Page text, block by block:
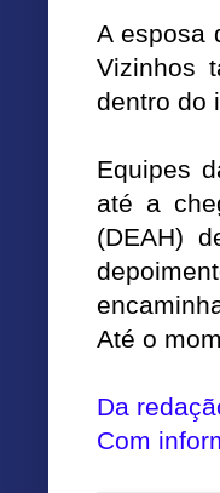
A esposa
Vizinhos
dentro do
Equipes
até a
(DEAH)
Até o
Da
Com